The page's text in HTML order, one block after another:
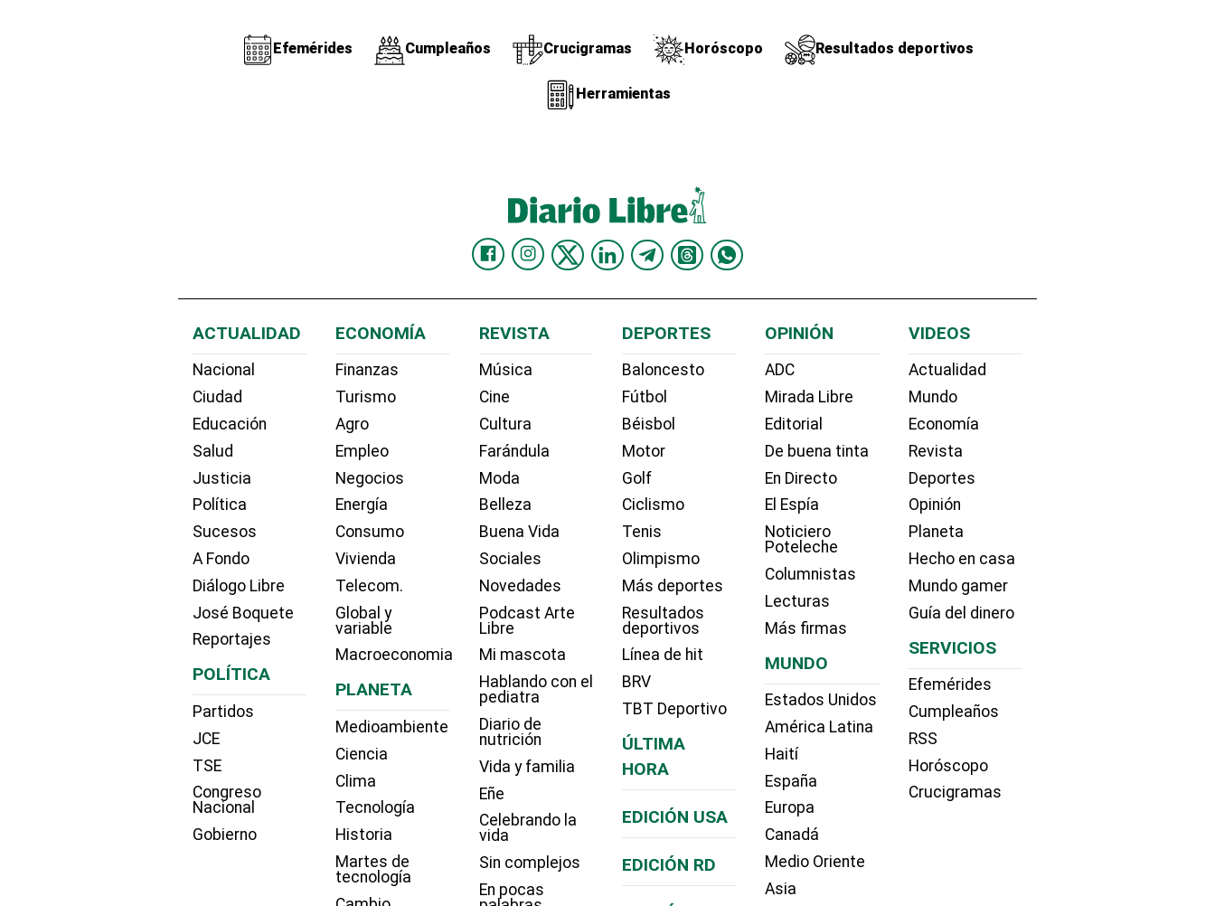
Efemérides Cumpleaños Crucigramas Horóscopo Resultados deportivos
Herramientas
ACTUALIDAD
Nacional
Ciudad
Educación
Salud
Justicia
Política
Sucesos
A Fondo
Diálogo Libre
José Boquete
Reportajes
POLÍTICA
Partidos
JCE
TSE
Congreso
Nacional
Gobierno
ECONOMÍA
Finanzas
Turismo
Agro
Empleo
Negocios
Energía
Consumo
Vivienda
Telecom.
Global y
variable
Macroeconomia
PLANETA
Medioambiente
Ciencia
Clima
Tecnología
Historia
Martes de
tecnología
REVISTA
Música
Cine
Cultura
Farándula
Moda
Belleza
Buena Vida
Sociales
Novedades
Podcast Arte
Libre
Mi mascota
Hablando con el
pediatra
Diario de
nutrición
Vida y familia
Eñe
Celebrando la
vida
Sin complejos
En pocas
DEPORTES
Baloncesto
Fútbol
Béisbol
Motor
Golf
Ciclismo
Tenis
Olimpismo
Más deportes
Resultados
deportivos
Línea de hit
BRV
TBT Deportivo
ÚLTIMA
HORA
EDICIÓN USA
EDICIÓN RD
OPINIÓN
ADC
Mirada Libre
Editorial
De buena tinta
En Directo
El Espía
Noticiero
Poteleche
Columnistas
Lecturas
Más firmas
MUNDO
Estados Unidos
América Latina
Haití
España
Europa
Canadá
Medio Oriente
Asia
VIDEOS
Actualidad
Mundo
Economía
Revista
Deportes
Opinión
Planeta
Hecho en casa
Mundo gamer
Guía del dinero
SERVICIOS
Efemérides
Cumpleaños
RSS
Horóscopo
Crucigramas